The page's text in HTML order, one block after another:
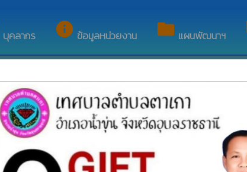
บุคลากร info ข้อมูลหน่วยงาน folder แผนพัฒนาฯ
บไซต์ของ เทศบาลตำบลตาเกา
าเกา ประจำปีงบประมาณ 2566 รอบ 6 เดือน ( 1 ตุลาคม
ทรัพยากรบุคคล ประจำปีงบประมาณ ๒๕๖๖